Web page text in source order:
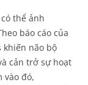
thể ảnh
báo cáo của
khiến não bộ
cản trở sự hoạt
vào đó,